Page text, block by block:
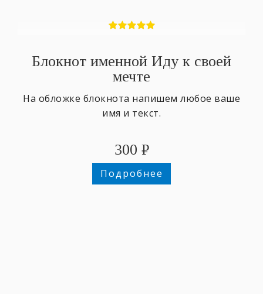
Блокнот именной Иду к своей
мечте
На обложке блокнота напишем любое ваше
имя и текст.
300 ₽
Подробнее